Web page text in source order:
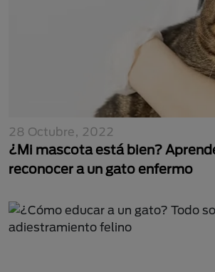
28 Octubre, 2022
¿Mi mascota está bien?
reconocer a un gato enfermo